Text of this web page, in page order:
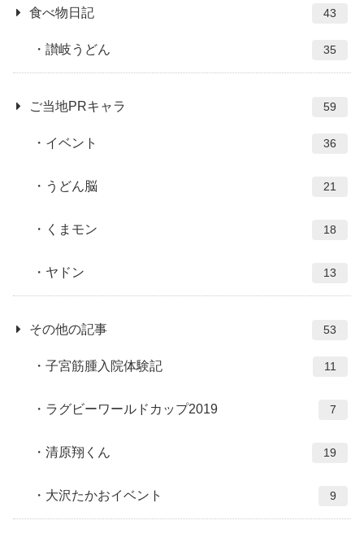
食べ物日記 43
讃岐うどん 35
ご当地PRキャラ 59
イベント 36
うどん脳 21
くまモン 18
ヤドン 13
その他の記事 53
子宮筋腫入院体験記 11
ラグビーワールドカップ2019 7
清原翔くん 19
大沢たかおイベント 9